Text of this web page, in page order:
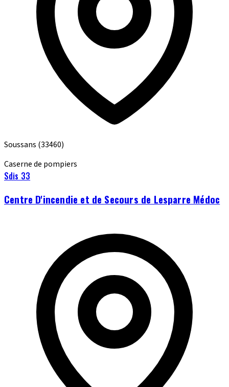
Soussans (33460)
Caserne de pompiers
Sdis 33
Centre D'incendie et de Secours de Lesparre Médoc